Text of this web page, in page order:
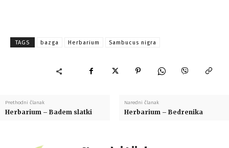
TAGS bazga Herbarium Sambucus nigra
Prethodni članak
Herbarium – Badem slatki
Naredni članak
Herbarium – Bedrenika